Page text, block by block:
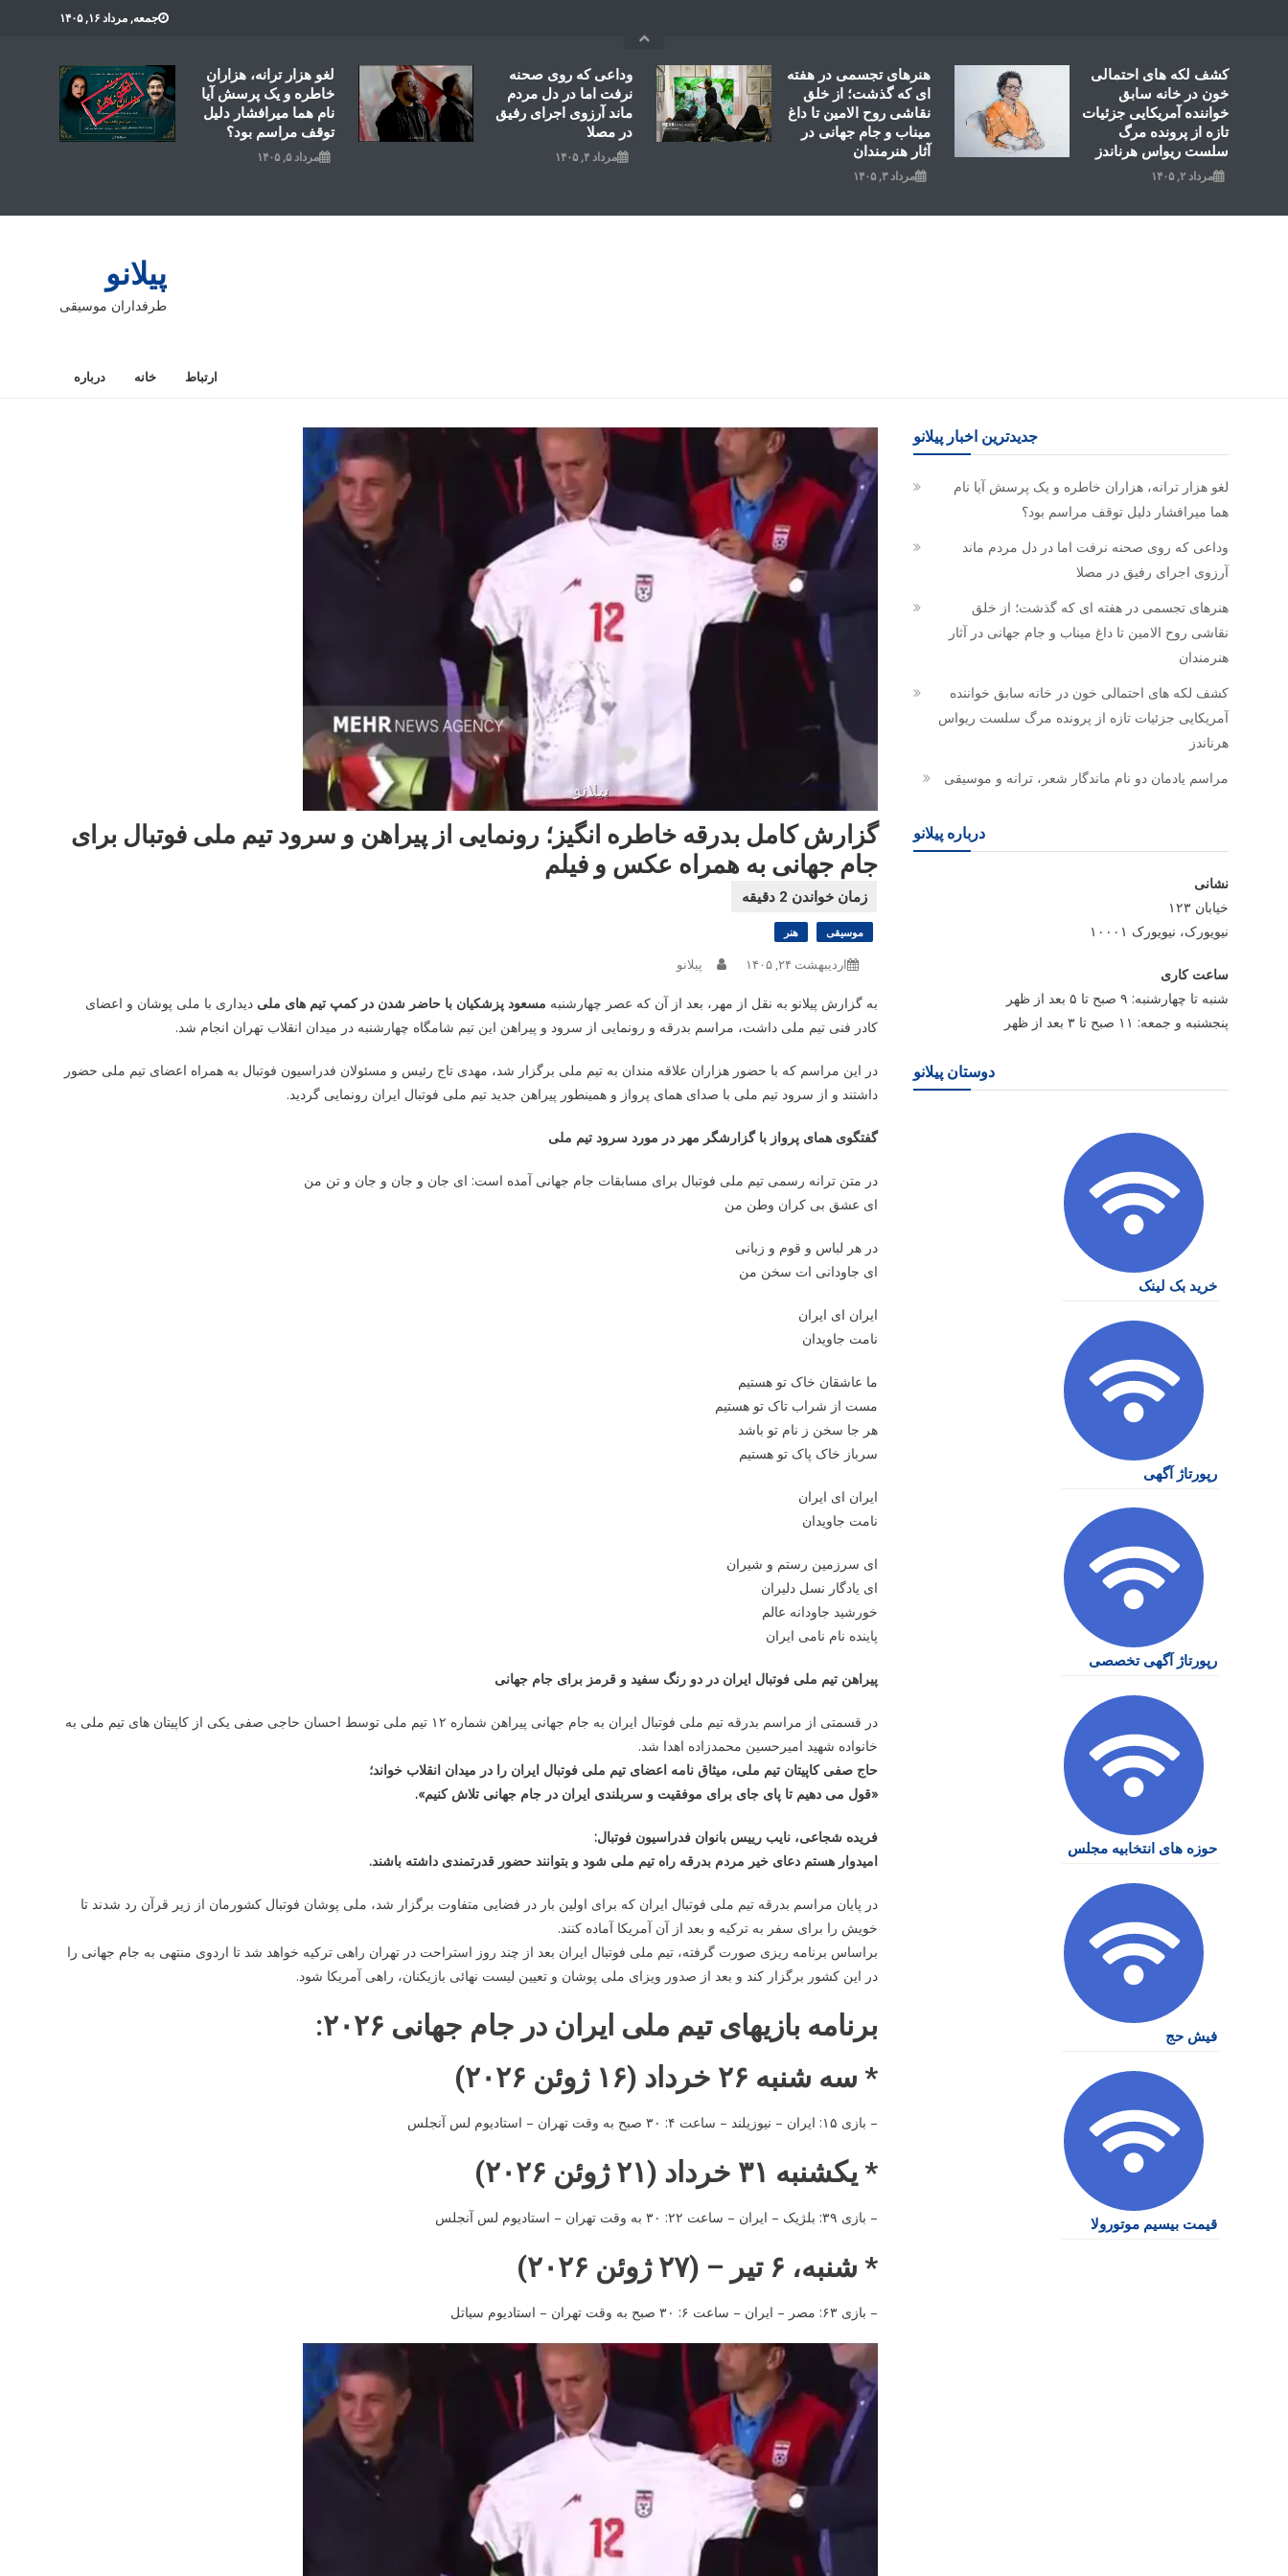
جمعه, مرداد ۱۶, ۱۴۰۵
لغو هزار ترانه، هزاران
خاطره و یک پرسش آیا
نام هما میرافشار دلیل
توقف مراسم بود؟
مرداد ۵, ۱۴۰۵
وداعی که روی صحنه
نرفت اما در دل مردم
ماند آرزوی اجرای رفیق
در مصلا
مرداد ۴, ۱۴۰۵
هنرهای تجسمی در هفته
ای که گذشت؛ از خلق
نقاشی روح الامین تا داغ
میناب و جام جهانی در
آثار هنرمندان
مرداد ۳, ۱۴۰۵
کشف لکه های احتمالی
خون در خانه سابق
خواننده آمریکایی جزئیات
تازه از پرونده مرگ
سلست ریواس هرناندز
مرداد ۲, ۱۴۰۵
پیلانو
طرفداران موسیقی
ارتباط خانه درباره
گزارش کامل بدرقه خاطره انگیز؛ رونمایی از پیراهن و سرود تیم ملی فوتبال برای
جام جهانی به همراه عکس و فیلم
موسیقی هنر
اردیبهشت ۲۴, ۱۴۰۵ پیلانو
به گزارش پیلانو به نقل از مهر، بعد از آن که عصر چهارشنبه مسعود پزشکیان با حاضر شدن در کمپ تیم های ملی دیداری با ملی پوشان و اعضای
کادر فنی تیم ملی داشت، مراسم بدرقه و رونمایی از سرود و پیراهن این تیم شامگاه چهارشنبه در میدان انقلاب تهران انجام شد.
در این مراسم که با حضور هزاران علاقه مندان به تیم ملی برگزار شد، مهدی تاج رئیس و مسئولان فدراسیون فوتبال به همراه اعضای تیم ملی حضور
داشتند و از سرود تیم ملی با صدای همای پرواز و همینطور پیراهن جدید تیم ملی فوتبال ایران رونمایی گردید.
گفتگوی همای پرواز با گزارشگر مهر در مورد سرود تیم ملی
در متن ترانه رسمی تیم ملی فوتبال برای مسابقات جام جهانی آمده است: ای جان و جان و جان و تن من
ای عشق بی کران وطن من
در هر لباس و قوم و زبانی
ای جاودانی ات سخن من
ایران ای ایران
نامت جاویدان
ما عاشقان خاک تو هستیم
مست از شراب تاک تو هستیم
هر جا سخن ز نام تو باشد
سرباز خاک پاک تو هستیم
ایران ای ایران
نامت جاویدان
ای سرزمین رستم و شیران
ای یادگار نسل دلیران
خورشید جاودانه عالم
پاینده نام نامی ایران
پیراهن تیم ملی فوتبال ایران در دو رنگ سفید و قرمز برای جام جهانی
در قسمتی از مراسم بدرقه تیم ملی فوتبال ایران به جام جهانی پیراهن شماره ۱۲ تیم ملی توسط احسان حاجی صفی یکی از کاپیتان های تیم ملی به
خانواده شهید امیرحسین محمدزاده اهدا شد.
حاج صفی کاپیتان تیم ملی، میثاق نامه اعضای تیم ملی فوتبال ایران را در میدان انقلاب خواند؛
«قول می دهیم تا پای جای برای موفقیت و سربلندی ایران در جام جهانی تلاش کنیم».
فریده شجاعی، نایب رییس بانوان فدراسیون فوتبال:
امیدوار هستم دعای خیر مردم بدرقه راه تیم ملی شود و بتوانند حضور قدرتمندی داشته باشند.
در پایان مراسم بدرقه تیم ملی فوتبال ایران که برای اولین بار در فضایی متفاوت برگزار شد، ملی پوشان فوتبال کشورمان از زیر قرآن رد شدند تا
خویش را برای سفر به ترکیه و بعد از آن آمریکا آماده کنند.
براساس برنامه ریزی صورت گرفته، تیم ملی فوتبال ایران بعد از چند روز استراحت در تهران راهی ترکیه خواهد شد تا اردوی منتهی به جام جهانی را
در این کشور برگزار کند و بعد از صدور ویزای ملی پوشان و تعیین لیست نهائی بازیکنان، راهی آمریکا شود.
برنامه بازیهای تیم ملی ایران در جام جهانی ۲۰۲۶:
* سه شنبه ۲۶ خرداد (۱۶ ژوئن ۲۰۲۶)
– بازی ۱۵: ایران – نیوزیلند – ساعت ۴: ۳۰ صبح به وقت تهران – استادیوم لس آنجلس
* یکشنبه ۳۱ خرداد (۲۱ ژوئن ۲۰۲۶)
– بازی ۳۹: بلژیک – ایران – ساعت ۲۲: ۳۰ به وقت تهران – استادیوم لس آنجلس
* شنبه، ۶ تیر – (۲۷ ژوئن ۲۰۲۶)
– بازی ۶۳: مصر – ایران – ساعت ۶: ۳۰ صبح به وقت تهران – استادیوم سیاتل
جدیدترین اخبار پیلانو
لغو هزار ترانه، هزاران خاطره و یک پرسش آیا نام
هما میرافشار دلیل توقف مراسم بود؟
وداعی که روی صحنه نرفت اما در دل مردم ماند
آرزوی اجرای رفیق در مصلا
هنرهای تجسمی در هفته ای که گذشت؛ از خلق
نقاشی روح الامین تا داغ میناب و جام جهانی در آثار
هنرمندان
کشف لکه های احتمالی خون در خانه سابق خواننده
آمریکایی جزئیات تازه از پرونده مرگ سلست ریواس
هرناندز
مراسم یادمان دو نام ماندگار شعر، ترانه و موسیقی
درباره پیلانو
نشانی
خیابان ۱۲۳
نیویورک، نیویورک ۱۰۰۰۱
ساعت کاری
شنبه تا چهارشنبه: ۹ صبح تا ۵ بعد از ظهر
پنجشنبه و جمعه: ۱۱ صبح تا ۳ بعد از ظهر
دوستان پیلانو
خرید بک لینک
رپورتاژ آگهی
رپورتاژ آگهی تخصصی
حوزه های انتخابیه مجلس
فیش حج
قیمت بیسیم موتورولا